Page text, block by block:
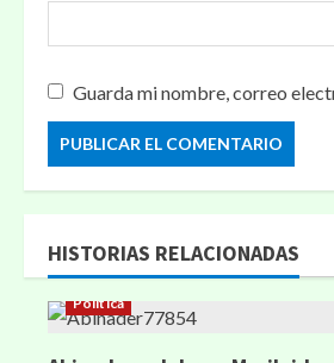
Guarda mi nombre, correo
HISTORIAS RELACIONADAS
Política